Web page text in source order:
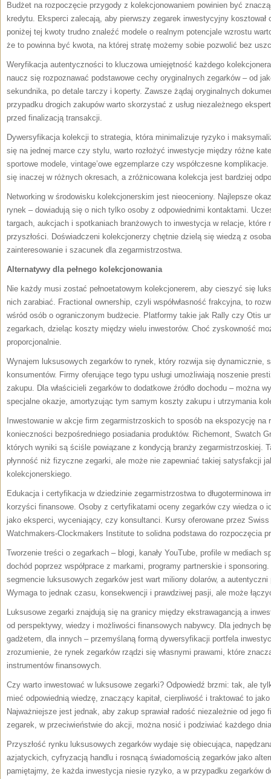
Budżet na rozpoczęcie przygody z kolekcjonowaniem powinien być
kredytu. Eksperci zalecają, aby pierwszy zegarek inwestycyjny kosztował
poniżej tej kwoty trudno znaleźć modele o realnym potencjale wzrostu
że to powinna być kwota, na której stratę możemy sobie pozwolić bez
Weryfikacja autentyczności to kluczowa umiejętność każdego
naucz się rozpoznawać podstawowe cechy oryginalnych zegarków – od
sekundnika, po detale tarczy i koperty. Zawsze żądaj oryginalnych
przypadku drogich zakupów warto skorzystać z usług niezależnego
przed finalizacją transakcji.
Dywersyfikacja kolekcji to strategia, która minimalizuje ryzyko i
się na jednej marce czy stylu, warto rozłożyć inwestycje między różne
sportowe modele, vintage’owe egzemplarze czy współczesne
się inaczej w różnych okresach, a zróżnicowana kolekcja jest bardziej
Networking w środowisku kolekcjonerskim jest nieoceniony. Najlepsze
rynek – dowiadują się o nich tylko osoby z odpowiednimi kontaktami.
targach, aukcjach i spotkaniach branżowych to inwestycja w relacje, które
przyszłości. Doświadczeni kolekcjonerzy chętnie dzielą się wiedzą z
zainteresowanie i szacunek dla zegarmistrzostwa.
Alternatywy dla pełnego kolekcjonowania
Nie każdy musi zostać pełnoetatowym kolekcjonerem, aby cieszyć się
nich zarabiać. Fractional ownership, czyli współwłasność frakcyjna, to
wśród osób o ograniczonym budżecie. Platformy takie jak Rally czy Otis
zegarkach, dzieląc koszty między wielu inwestorów. Choć zyskowność
proporcjonalnie.
Wynajem luksusowych zegarków to rynek, który rozwija się dynamicznie,
konsumentów. Firmy oferujące tego typu usługi umożliwiają noszenie
zakupu. Dla właścicieli zegarków to dodatkowe źródło dochodu – można
specjalne okazje, amortyzując tym samym koszty zakupu i utrzymania
Inwestowanie w akcje firm zegarmistrzoskich to sposób na ekspozycję
konieczności bezpośredniego posiadania produktów. Richemont, Swatch
których wyniki są ściśle powiązane z kondycją branży zegarmistrzoskiej.
płynność niż fizyczne zegarki, ale może nie zapewniać takiej satysfakcji
kolekcjonerskiego.
Edukacja i certyfikacja w dziedzinie zegarmistrzostwa to długoterminowa
korzyści finansowe. Osoby z certyfikatami oceny zegarków czy wiedza o
jako eksperci, wyceniający, czy konsultanci. Kursy oferowane przez
Watchmakers-Clockmakers Institute to solidna podstawa do rozpoczęcia
Tworzenie treści o zegarkach – blogi, kanały YouTube, profile w mediach
dochód poprzez współprace z markami, programy partnerskie i
segmencie luksusowych zegarków jest wart miliony dolarów, a
Wymaga to jednak czasu, konsekwencji i prawdziwej pasji, ale może
Luksusowe zegarki znajdują się na granicy między ekstrawagancją a
od perspektywy, wiedzy i możliwości finansowych nabywcy. Dla jednych
gadżetem, dla innych – przemyślaną formą dywersyfikacji portfela
zrozumienie, że rynek zegarków rządzi się własnymi prawami, które
instrumentów finansowych.
Czy warto inwestować w luksusowe zegarki? Odpowiedź brzmi: tak, ale
mieć odpowiednią wiedzę, znaczący kapitał, cierpliwość i traktować to
Najważniejsze jest jednak, aby zakup sprawiał radość niezależnie od jego
zegarek, w przeciwieństwie do akcji, można nosić i podziwiać każdego
Przyszłość rynku luksusowych zegarków wydaje się obiecująca,
azjatyckich, cyfryzacją handlu i rosnącą świadomością zegarków jako
pamiętajmy, że każda inwestycja niesie ryzyko, a w przypadku zegarków